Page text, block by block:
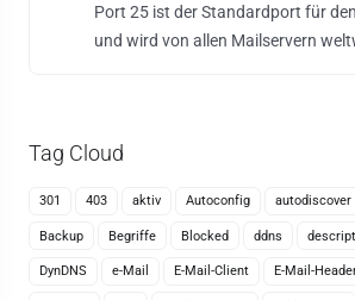
Tag Cloud
301 403 aktiv Autoconfig autodiscover
Backup Begriffe Blocked ddns
DynDNS e-Mail E-Mail-Client E-Mail-
Port 25 ist der Standardport für
und wird von allen Mailservern